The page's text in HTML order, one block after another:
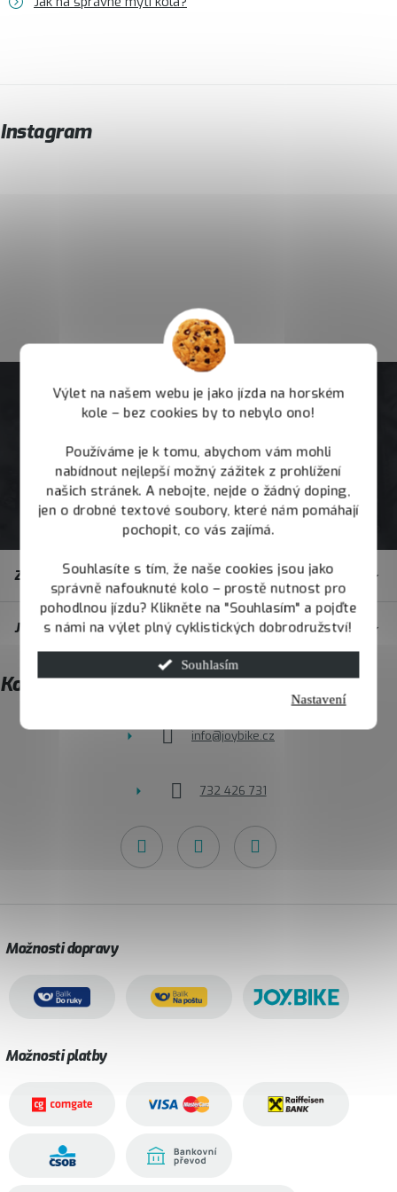
Výlet na našem webu je jako jízda na horském
kole – bez cookies by to nebylo ono!
Používáme je k tomu, abychom vám mohli
nabídnout nejlepší možný zážitek z prohlížení
našich stránek. A nebojte, nejde o žádný doping,
jen o drobné textové soubory, které nám pomáhají
pochopit, co vás zajímá.
Souhlasíte s tím, že naše cookies jsou jako
správně nafouknuté kolo – prostě nutnost pro
pohodlnou jízdu? Klikněte na "Souhlasím" a pojďte
s námi na výlet plný cyklistických dobrodružství!
Souhlasím
Nastavení
Instagram
t
í
Zákaznický servis
JOY.BIKE
Kontakt
info@joybike.cz
732 426 731
Možnosti dopravy
Možnosti platby